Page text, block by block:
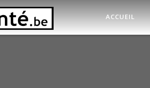
ACCUEIL